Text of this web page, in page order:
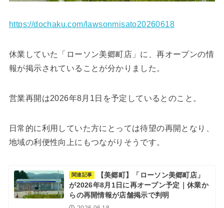
https://dochaku.com/lawsonmisato20260618
休業していた「ローソン美郷町店」に、再オープンの情
報が掲示されていることが分かりました。
営業再開は2026年8月1日を予定しているとのこと。
日常的に利用していた方にとっては待望の再開となり、
地域の利便性向上にもつながりそうです。
関連記事
【美郷町】「ローソン美郷町店」
が2026年8月1日に再オープン予定｜休業か
らの再開情報が店舗掲示で判明